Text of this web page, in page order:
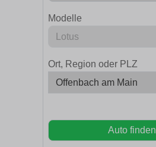
Modelle
Ort, Region oder PLZ
Auto finden